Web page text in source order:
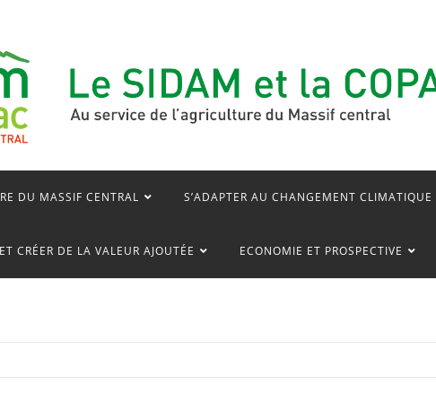
DU MASSIF CENTRAL S’ADAPTER AU CHANGEMENT CLIMATIQUE
CRÉER DE LA VALEUR AJOUTÉE ECONOMIE ET PROSPECTIVE